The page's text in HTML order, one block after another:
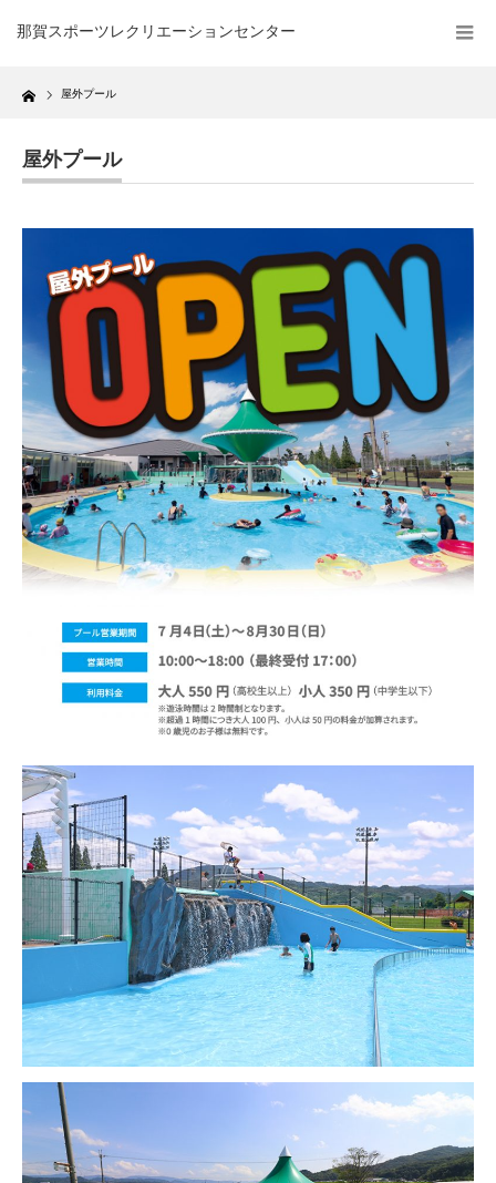
那賀スポーツレクリエーションセンター
Home 屋外プール
屋外プール